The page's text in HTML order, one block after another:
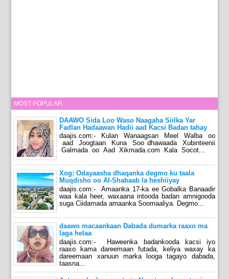
MOST POPULAR
DAAWO Sida Loo Waso Naagaha Siilka Yar
Fadlan Hadaawan Hadii aad Kacsi Badan tahay
daajis.com:- Kulan Wanaagsan Meel Walba oo
aad Joogtaan Kuna Soo dhawaada Xubinteenii
Galmada oo Aad Xikmada.com Kala Socot...
Xog: Odayaasha dhaqanka degmo ku taala
Muqdisho oo Al-Shabaab la heshiiyay
daajis.com:- Amaanka 17-ka ee Gobalka Banaadir
waa kala heer, waxaana intooda badan amnigooda
suga Ciidamada amaanka Soomaaliya. Degmo...
daawo macaankaan Dabada dumarka raaxo ma
laga helaa
daajis.com:- Haweenka badankooda kacsi iyo
raaxo kama dareemaan futada, keliya waxay ka
dareemaan xanuun marka looga tagayo dabada,
taasna...